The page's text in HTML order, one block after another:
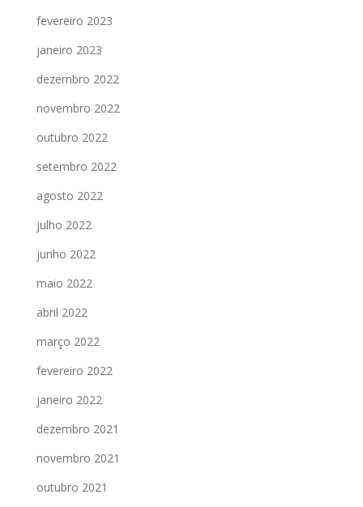
fevereiro 2023
janeiro 2023
dezembro 2022
novembro 2022
outubro 2022
setembro 2022
agosto 2022
julho 2022
junho 2022
maio 2022
abril 2022
março 2022
fevereiro 2022
janeiro 2022
dezembro 2021
novembro 2021
outubro 2021